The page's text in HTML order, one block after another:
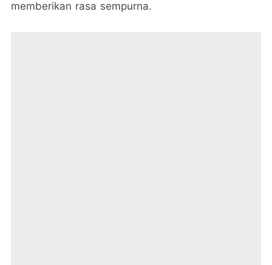
memberikan rasa sempurna.